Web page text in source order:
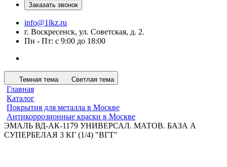
Заказать звонок
info@1lkz.ru
г. Воскресенск, ул. Советская, д. 2.
Пн - Пт: с 9:00 до 18:00
Темная тема Светлая тема
Главная
Каталог
Покрытия для металла в Москве
Антикоррозионные краски в Москве
ЭМАЛЬ ВД-АК-1179 УНИВЕРСАЛ. МАТОВ. БАЗА А
СУПЕРБЕЛАЯ 3 КГ (1/4) "ВГТ"